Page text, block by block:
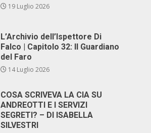
19 Luglio 2026
L’Archivio dell’Ispettore Di
Falco | Capitolo 32: Il Guardiano
del Faro
14 Luglio 2026
COSA SCRIVEVA LA CIA SU
ANDREOTTI E I SERVIZI
SEGRETI? – DI ISABELLA
SILVESTRI